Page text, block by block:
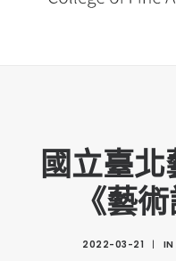
創藝院簡介
創意科技與藝術跨域學分學程
國立臺
《藝
2022-03-21 | IN